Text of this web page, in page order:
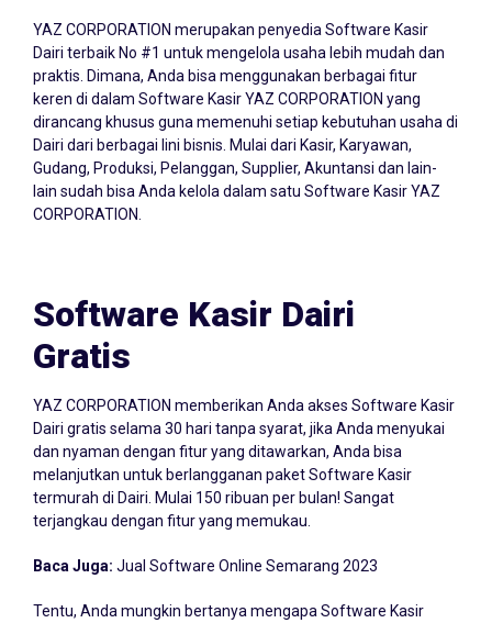
YAZ CORPORATION merupakan penyedia Software Kasir
Dairi terbaik No #1 untuk mengelola usaha lebih mudah dan
praktis. Dimana, Anda bisa menggunakan berbagai fitur
keren di dalam Software Kasir YAZ CORPORATION yang
dirancang khusus guna memenuhi setiap kebutuhan usaha di
Dairi dari berbagai lini bisnis. Mulai dari Kasir, Karyawan,
Gudang, Produksi, Pelanggan, Supplier, Akuntansi dan lain-
lain sudah bisa Anda kelola dalam satu Software Kasir YAZ
CORPORATION.
Software Kasir Dairi
Gratis
YAZ CORPORATION memberikan Anda akses Software Kasir
Dairi gratis selama 30 hari tanpa syarat, jika Anda menyukai
dan nyaman dengan fitur yang ditawarkan, Anda bisa
melanjutkan untuk berlangganan paket Software Kasir
termurah di Dairi. Mulai 150 ribuan per bulan! Sangat
terjangkau dengan fitur yang memukau.
Baca Juga: Jual Software Online Semarang 2023
Tentu, Anda mungkin bertanya mengapa Software Kasir